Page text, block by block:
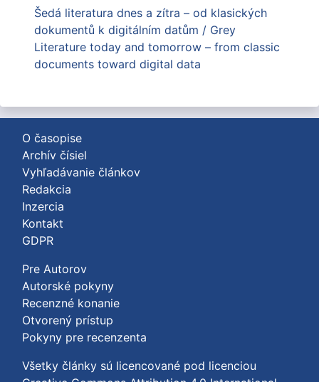
Šedá literatura dnes a zítra – od klasických
dokumentů k digitálním datům / Grey
Literature today and tomorrow – from classic
documents toward digital data
O časopise
Archív čísiel
Vyhľadávanie článkov
Redakcia
Inzercia
Kontakt
GDPR
Pre Autorov
Autorské pokyny
Recenzné konanie
Otvorený prístup
Pokyny pre recenzenta
Všetky články sú licencované pod licenciou